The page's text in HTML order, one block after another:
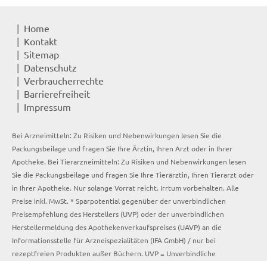
Home
Kontakt
Sitemap
Datenschutz
Verbraucherrechte
Barrierefreiheit
Impressum
Bei Arzneimitteln: Zu Risiken und Nebenwirkungen lesen Sie die
Packungsbeilage und fragen Sie Ihre Ärztin, Ihren Arzt oder in Ihrer
Apotheke. Bei Tierarzneimitteln: Zu Risiken und Nebenwirkungen lesen
Sie die Packungsbeilage und fragen Sie Ihre Tierärztin, Ihren Tierarzt oder
in Ihrer Apotheke. Nur solange Vorrat reicht. Irrtum vorbehalten. Alle
Preise inkl. MwSt. * Sparpotential gegenüber der unverbindlichen
Preisempfehlung des Herstellers (UVP) oder der unverbindlichen
Herstellermeldung des Apothekenverkaufspreises (UAVP) an die
Informationsstelle für Arzneispezialitäten (IFA GmbH) / nur bei
rezeptfreien Produkten außer Büchern. UVP = Unverbindliche